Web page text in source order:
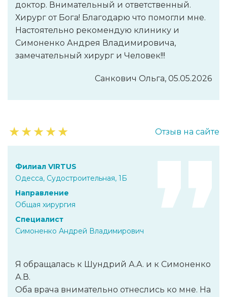
доктор. Внимательный и ответственный.
Хирург от Бога! Благодарю что помогли мне.
Настоятельно рекомендую клинику и
Симоненко Андрея Владимировича,
замечательный хирург и Человек!!!
Санкович Ольга, 05.05.2026
★★★★★ Отзыв на сайте
Филиал VIRTUS
Одесса, Судостроительная, 1Б
Направление
Общая хирургия
Специалист
Симоненко Андрей Владимирович
Я обращалась к Шундрий А.А. и к Симоненко
А.В.
Оба врача внимательно отнеслись ко мне. На